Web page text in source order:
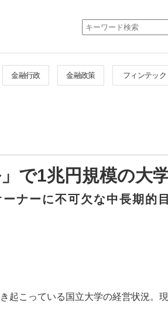
イ
ン
テ
ン
金融行政 金融政策 フィンテック
で1兆円規模の大
ナーに不可欠な中長期的
起こっている国立大学の経営状況。